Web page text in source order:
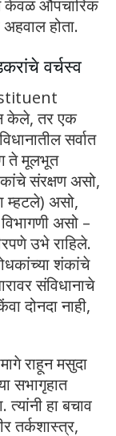
केवळ औपचारिक
होता.
वर्चस्व
केले, तर एक
सर्वात
ते मूलभूत
संरक्षण असो,
म्हटले) असो,
असो –
उभे राहिले.
शंकांचे
संविधानाचे
दोनदा नाही,
राहून मसुदा
सभागृहात
हा बचाव
तर्कशास्त्र,